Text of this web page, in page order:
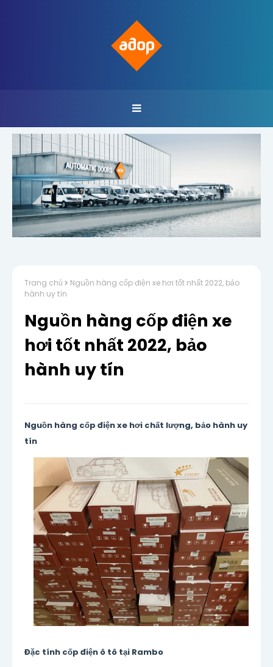
Trang chủ
Nguồn hàng cốp điện xe hơi tốt nhất 2022, bảo
hành uy tín
Nguồn hàng cốp điện xe
hơi tốt nhất 2022, bảo
hành uy tín
Nguồn hàng cốp điện xe hơi chất lượng, bảo hành uy
tín
Đặc tính cốp điện ô tô tại Rambo